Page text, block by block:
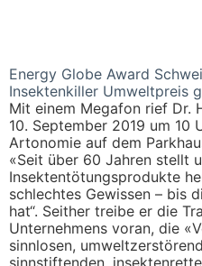
Energy Globe Award
Insektenkiller Umweltpreis
Mit einem Megafon rief Dr.
10. September 2019 um 10
Artonomie auf dem
«Seit über 60 Jahren stellt
Insektentötungsprodukte
schlechtes Gewissen – bis
hat“. Seither treibe er die
Unternehmens voran, die
sinnlosen,